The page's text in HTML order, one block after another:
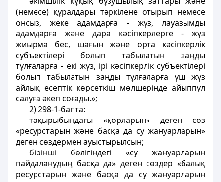
(немесе) құралдары тәркілене отырып немесе
онсыз, жеке адамдарға - жүз, лауазымды
адамдарға және дара кәсіпкерлерге - жүз
жиырма бес, шағын және орта кәсіпкерлік
субъектілері болып табылатын заңды
тұлғаларға - екі жүз, ірі кәсіпкерлік субъектілері
болып табылатын заңды тұлғаларға үш жүз
айлық есептік көрсеткіш мөлшерінде айыппұл
салуға әкеп соғады.»;
2) 298-1-бапта:
тақырыбындағы «қорларын» деген сөз
«ресурстарын және басқа да су жануарларын»
деген сөздермен ауыстырылсын;
бірінші бөлігіндегі «су жануарларын
пайдаланудың басқа да» деген сөздер «балық
ресурстарын және басқа да су жануарларын